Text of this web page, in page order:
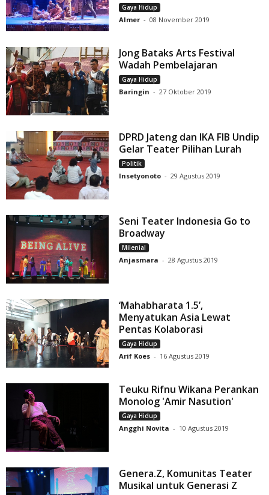
Gaya Hidup
Almer - 08 November 2019
Jong Bataks Arts Festival
Wadah Pembelajaran
Gaya Hidup
Baringin - 27 Oktober 2019
DPRD Jateng dan IKA FIB Undip
Gelar Teater Pilihan Lurah
Politik
Insetyonoto - 29 Agustus 2019
Seni Teater Indonesia Go to
Broadway
Milenial
Anjasmara - 28 Agustus 2019
‘Mahabharata 1.5’,
Menyatukan Asia Lewat
Pentas Kolaborasi
Gaya Hidup
Arif Koes - 16 Agustus 2019
Teuku Rifnu Wikana Perankan
Monolog 'Amir Nasution'
Gaya Hidup
Angghi Novita - 10 Agustus 2019
Genera.Z, Komunitas Teater
Musikal untuk Generasi Z